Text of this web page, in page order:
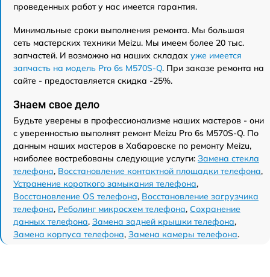
проведенных работ у нас имеется гарантия.
Минимальные сроки выполнения ремонта. Мы большая
сеть мастерских техники Meizu. Мы имеем более 20 тыс.
запчастей. И возможно на наших складах уже имеется
запчасть на модель Pro 6s M570S-Q. При заказе ремонта на
сайте - предоставляется скидка -25%.
Знаем свое дело
Будьте уверены в профессионализме наших мастеров - они
с уверенностью выполнят ремонт Meizu Pro 6s M570S-Q. По
данным наших мастеров в Хабаровске по ремонту Meizu,
наиболее востребованы следующие услуги: Замена стекла
телефона, Восстановление контактной площадки телефона,
Устранение короткого замыкания телефона,
Восстановление OS телефона, Восстановление загрузчика
телефона, Реболинг микросхем телефона, Сохранение
данных телефона, Замена задней крышки телефона,
Замена корпуса телефона, Замена камеры телефона.